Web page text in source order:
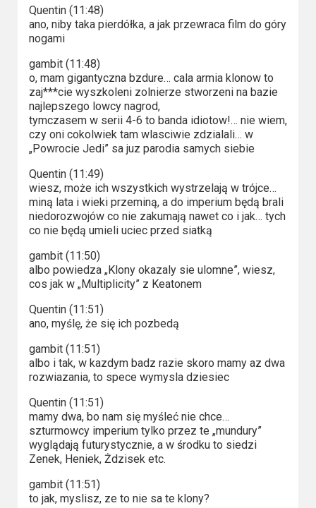
Quentin (11:48)
ano, niby taka pierdółka, a jak przewraca film do góry
nogami
gambit (11:48)
o, mam gigantyczna bzdure… cala armia klonow to
zaj***cie wyszkoleni zolnierze stworzeni na bazie
najlepszego lowcy nagrod,
tymczasem w serii 4-6 to banda idiotow!… nie wiem,
czy oni cokolwiek tam wlasciwie zdzialali… w
„Powrocie Jedi” sa juz parodia samych siebie
Quentin (11:49)
wiesz, może ich wszystkich wystrzelają w trójce…
miną lata i wieki przeminą, a do imperium będą brali
niedorozwojów co nie zakumają nawet co i jak… tych
co nie będą umieli uciec przed siatką
gambit (11:50)
albo powiedza „Klony okazaly sie ulomne”, wiesz,
cos jak w „Multiplicity” z Keatonem
Quentin (11:51)
ano, myślę, że się ich pozbedą
gambit (11:51)
albo i tak, w kazdym badz razie skoro mamy az dwa
rozwiazania, to spece wymysla dziesiec
Quentin (11:51)
mamy dwa, bo nam się myśleć nie chce…
szturmowcy imperium tylko przez te „mundury”
wyglądają futurystycznie, a w środku to siedzi
Zenek, Heniek, Żdzisek etc.
gambit (11:51)
to jak, myslisz, ze to nie sa te klony?